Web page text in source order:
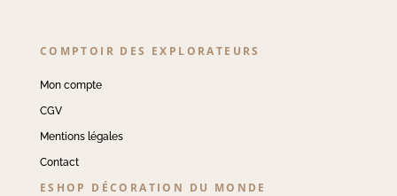
COMPTOIR DES EXPLORATEURS
Mon compte
CGV
Mentions légales
Contact
ESHOP DÉCORATION DU MONDE